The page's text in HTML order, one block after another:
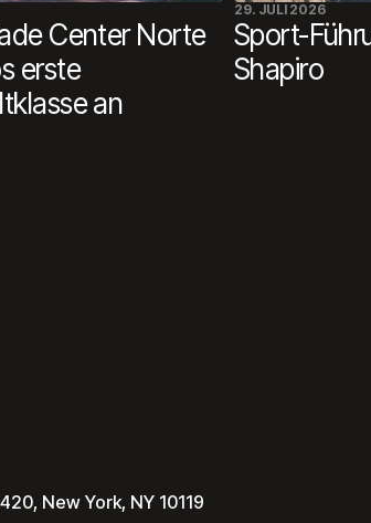
Center Norte
erste
an
29. JULI 2026
Sport-
Shapiro
New York, NY 10119